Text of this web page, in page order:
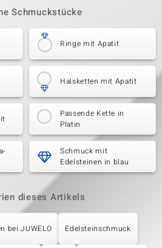
Schmuckstücke
Ringe mit Apatit
Halsketten mit Apatit
Passende Kette in
Platin
Schmuck mit
Edelsteinen in blau
dieses Artikels
bei JUWELO Edelsteinschmuck